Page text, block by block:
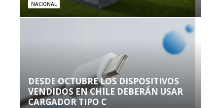
NACIONAL
DESDE OCTUBRE LOS DISPOSITIVOS
VENDIDOS EN CHILE DEBERÁN USAR
CARGADOR TIPO C